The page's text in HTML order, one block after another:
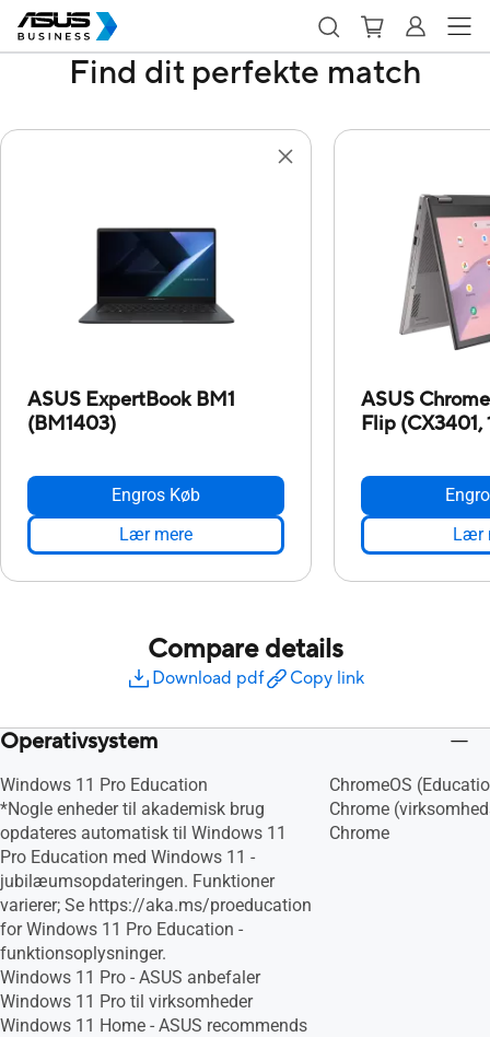
Find dit perfekte match
ASUS ExpertBook BM1
(BM1403)
Engros Køb
Lær mere
ASUS
Flip (CX3401,
Lær
Compare details
Download pdf Copy link
Operativsystem
Windows 11 Pro Education
*Nogle enheder til akademisk brug
opdateres automatisk til Windows 11
Pro Education med Windows 11 -
jubilæumsopdateringen. Funktioner
varierer; Se https://aka.ms/proeducation
for Windows 11 Pro Education -
funktionsoplysninger.
Windows 11 Pro - ASUS anbefaler
Windows 11 Pro til virksomheder
Windows 11 Home - ASUS recommends
ChromeOS
Chrome
Chrome